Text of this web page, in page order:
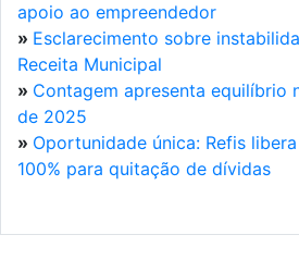
apoio ao empreendedor
» Esclarecimento sobre
Receita Municipal
» Contagem apresenta equilíbrio
de 2025
» Oportunidade única: Refis
100% para quitação de dívidas